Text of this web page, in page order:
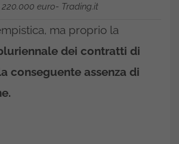
220.000 euro- Trading.it
ma proprio la
dei contratti di
conseguente assenza di